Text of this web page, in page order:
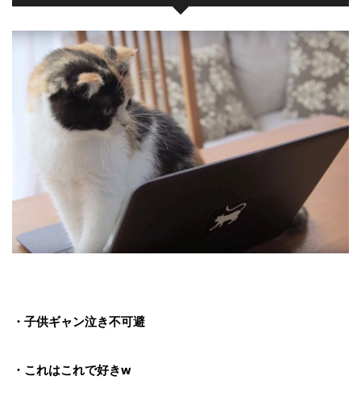
・子供ギャン泣き不可避
・これはこれで好きw